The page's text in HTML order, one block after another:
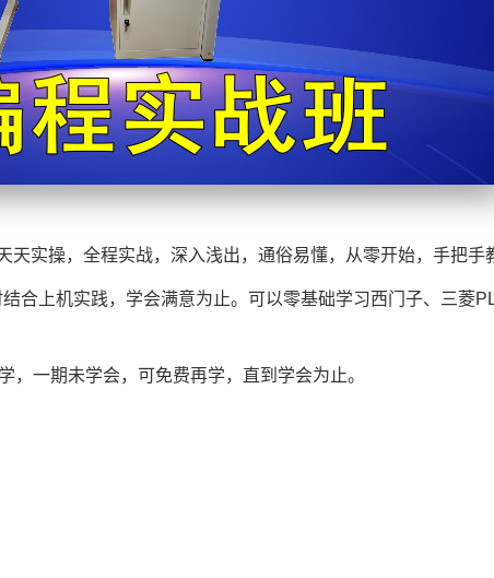
实操，全程实战，深入浅出，通俗易懂，从零开始，手把手
合上机实践，学会满意为止。可以零基础学习西门子、三菱
一期未学会，可免费再学，直到学会为止。